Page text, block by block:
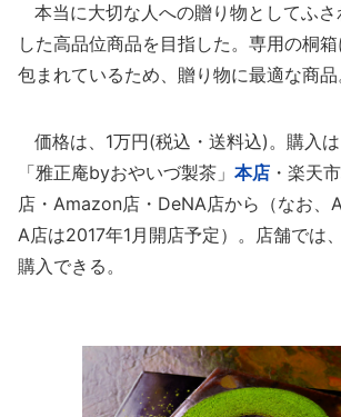
本当に大切な人への贈り物としてふさ
した高品位商品を目指した。専用の桐
包まれているため、贈り物に最適な商品
価格は、1万円(税込・送料込)。購入
「雅正庵byおやいづ製茶」 本店 ・楽天
店・Amazon店・DeNA店から（なお、
A店は2017年1月開店予定）。店舗では
購入できる。